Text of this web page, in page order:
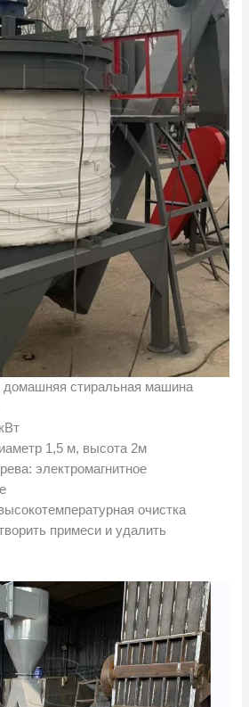
домашняя стиральная машина
1,5 м, высота 2м
электромагнитное
очистка
примеси и удалить